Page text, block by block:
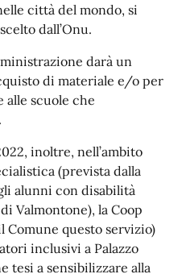
città del mondo, si
dall’Onu.
darà un
di materiale e/o per
scuole che
inoltre, nell’ambito
(prevista dalla
alunni con disabilità
Valmontone), la Coop
Comune questo servizio)
inclusivi a Palazzo
tesi a sensibilizzare alla